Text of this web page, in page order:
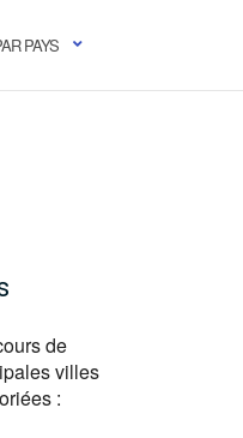
PAYS
de
villes
: